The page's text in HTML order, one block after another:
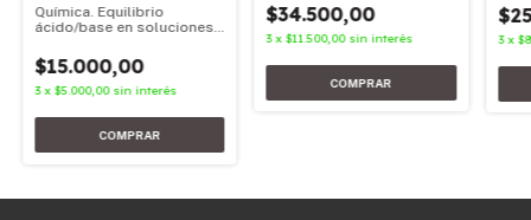
Química. Equilibrio
ácido/base en soluciones
$15.000,00
3 x $5.000,00 sin interés
$34.500,00
3 x$11.500,00 sin interés 3 x